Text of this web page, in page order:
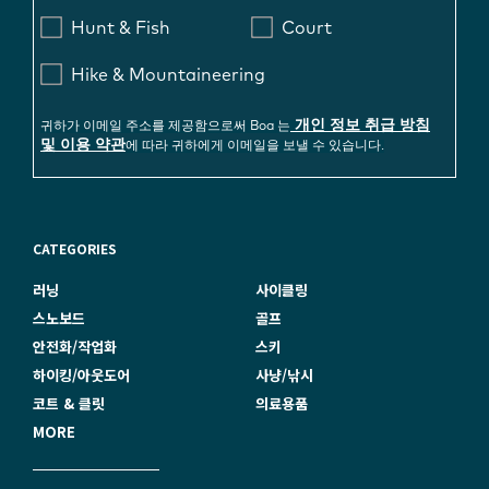
Hunt & Fish Court
Hike & Mountaineering
귀하가 이메일 주소를 제공함으로써 Boa 는 개인 정보 취급 방침
및 이용 약관에 따라 귀하에게 이메일을 보낼 수 있습니다.
CATEGORIES
러닝
사이클링
스노보드
골프
안전화/작업화
스키
하이킹/아웃도어
사냥/낚시
코트 & 클릿
의료용품
MORE